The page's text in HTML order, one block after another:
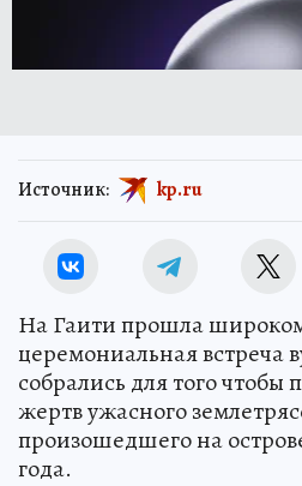
Источник: kp.ru
На Гаити прошла
церемониальная встреча
собрались для того чтобы
жертв ужасного
произошедшего на
года.